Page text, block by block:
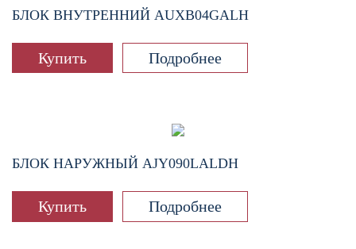
БЛОК ВНУТРЕННИЙ AUXB04GALH
Купить Подробнее
БЛОК НАРУЖНЫЙ AJY090LALDH
Купить Подробнее